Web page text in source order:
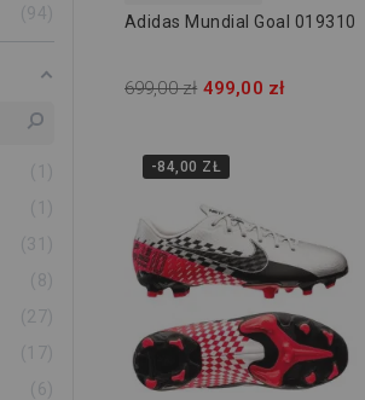
94
31
8
27
17
6
Adidas Mundial Goal 019310
699,00 zł 499,00 zł
-84,00 ZŁ